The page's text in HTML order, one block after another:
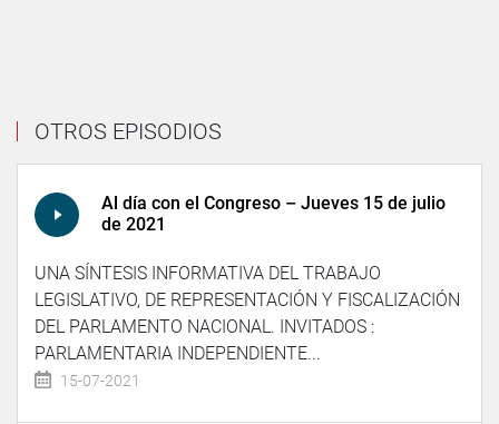
OTROS EPISODIOS
Al día con el Congreso – Jueves 15 de julio
de 2021
UNA SÍNTESIS INFORMATIVA DEL TRABAJO
LEGISLATIVO, DE REPRESENTACIÓN Y FISCALIZACIÓN
DEL PARLAMENTO NACIONAL. INVITADOS :
PARLAMENTARIA INDEPENDIENTE...
15-07-2021